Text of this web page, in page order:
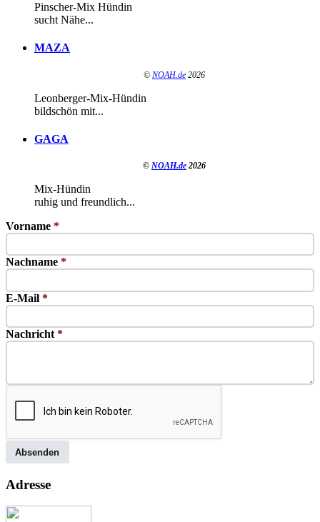
Pinscher-Mix Hündin
sucht Nähe...
MAZA
© NOAH.de 2026
Leonberger-Mix-Hündin
bildschön mit...
GAGA
© NOAH.de 2026
Mix-Hündin
ruhig und freundlich...
Vorname *
Nachname *
E-Mail *
Nachricht *
Absenden
Adresse